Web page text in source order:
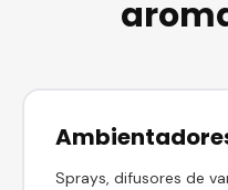
Sprays, difusores de